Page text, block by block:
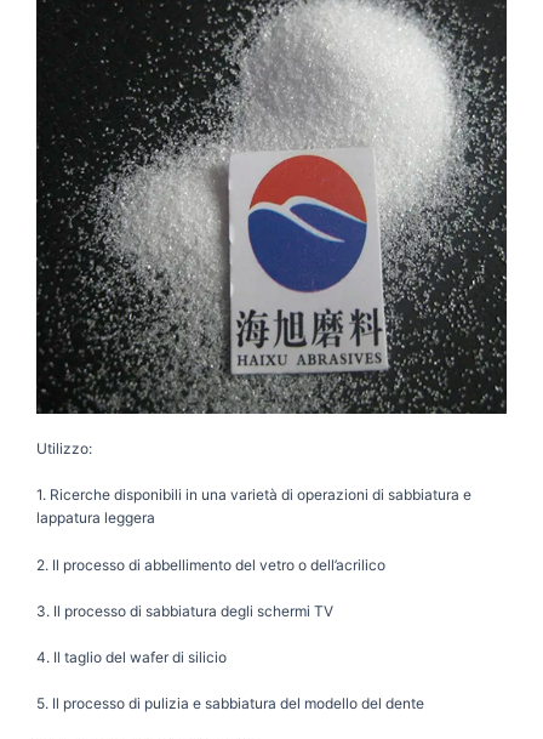
Utilizzo:
1. Ricerche disponibili in una varietà di operazioni di sabbiatura e
lappatura leggera
2. Il processo di abbellimento del vetro o dell’acrilico
3. Il processo di sabbiatura degli schermi TV
4. Il taglio del wafer di silicio
5. Il processo di pulizia e sabbiatura del modello del dente